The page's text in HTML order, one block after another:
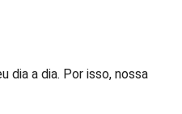
dia a dia. Por isso, nossa